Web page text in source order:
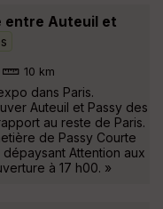
entre Auteuil et
10 km
dans Paris.
Auteuil et Passy des
au reste de Paris.
de Passy Courte
Attention aux
à 17 h00. »